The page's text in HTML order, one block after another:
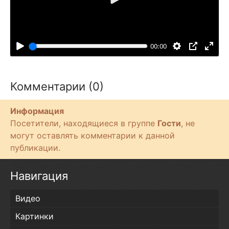
00:00
п
р
с
т
Комментарии (0)
Информация
Посетители, находящиеся в группе Гости, не
могут оставлять комментарии к данной
публикации.
Навигация
Видео
Картинки